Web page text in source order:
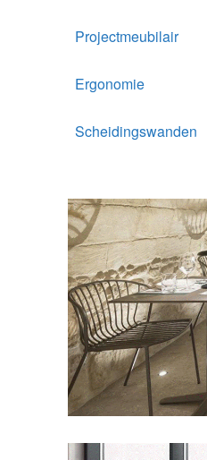
Projectmeubilair
Ergonomie
Scheidingswanden